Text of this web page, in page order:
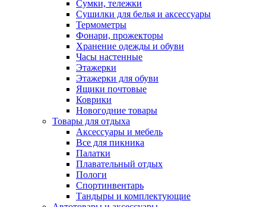
Сумки, тележки
Сушилки для белья и аксессуары
Термометры
Фонари, прожекторы
Хранение одежды и обуви
Часы настенные
Этажерки
Этажерки для обуви
Ящики почтовые
Коврики
Новогодние товары
Товары для отдыха
Аксессуары и мебель
Все для пикника
Палатки
Плавательный отдых
Пологи
Спортинвентарь
Тандыры и комплектующие